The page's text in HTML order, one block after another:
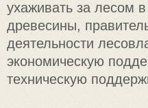
ухаживать за лесом
древесины,
деятельности
экономическую
техническую